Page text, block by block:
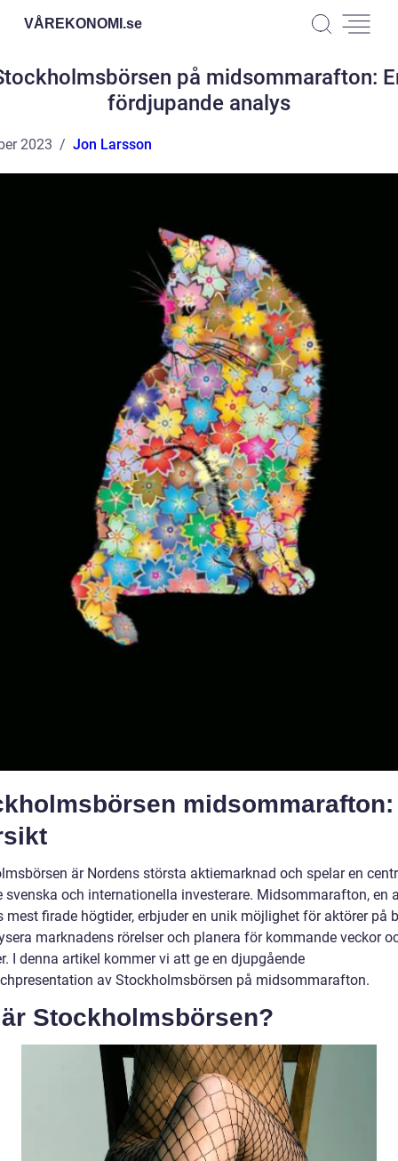
VÅREKONOMI.se
på midsommarafton:
fördjupande analys
2023 Jon Larsson
midsommarafton:
är Nordens största aktiemarknad och spelar en
svenska och internationella investerare. Midsommarafton, en
mest firade högtider, erbjuder en unik möjlighet för aktörer på
marknadens rörelser och planera för kommande veckor
I denna artikel kommer vi att ge en djupgående
av Stockholmsbörsen på midsommarafton.
Stockholmsbörsen?